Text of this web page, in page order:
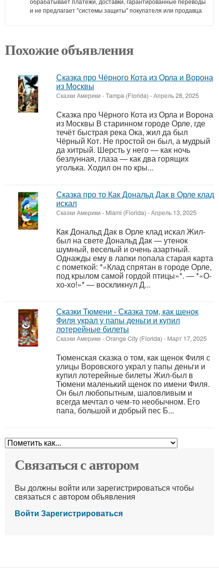
и не предлагает "системы защиты" покупателя или продавца
Похожие объявления
Сказка про Чёрного Кота из Орла и Ворона
из Москвы
Сказки Америки -Tampa (Florida) -Апрель 28, 2025
Сказка про Чёрного Кота из Орла и Ворона
из Москвы В старинном городе Орле, где
течёт быстрая река Ока, жил да был
Чёрный Кот. Не простой он был, а мудрый
да хитрый. Шерсть у него — как ночь
безлунная, глаза — как два горящих
уголька. Ходил он по кры...
Сказка про то Как Дональд Дак в Орле клад
искал
Сказки Америки - Miami (Florida) -Апрель 13, 2025
Как Дональд Дак в Орле клад искал Жил-
был на свете Дональд Дак — утенок
шумный, веселый и очень азартный.
Однажды ему в лапки попала старая карта
с пометкой: *«Клад спрятан в городе Орле,
под крылом самой гордой птицы»*. — *«О-
хо-хо!»* — воскликнул Д...
Сказки Тюмени - Сказка том, как щенок
Филя украл у папы деньги и купил
лотерейные билеты
Сказки Америки -Orange City (Florida) - Март 17, 2025
Тюменская сказка о том, как щенок Филя с
улицы Воровского украл у папы деньги и
купил лотерейные билеты Жил-был в
Тюмени маленький щенок по имени Филя.
Он был любопытным, шаловливым и
всегда мечтал о чем-то необычном. Его
папа, большой и добрый пес Б...
Связаться с автором
Вы должны войти или зарегистрироваться чтобы
связаться с автором объявления
Войти Зарегистрироваться